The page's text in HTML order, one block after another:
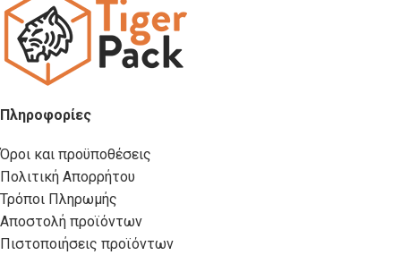
Πληροφορίες
Όροι και προϋποθέσεις
Πολιτική Απορρήτου
Τρόποι Πληρωμής
Αποστολή προϊόντων
Πιστοποιήσεις προϊόντων